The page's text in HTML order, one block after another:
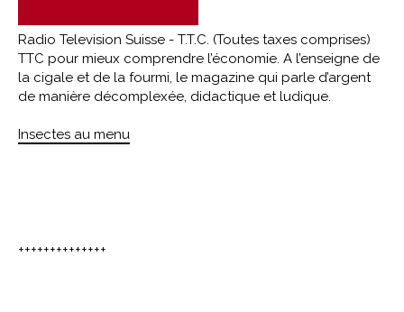
Radio Television Suisse - T.T.C. (Toutes taxes comprises)
TTC pour mieux comprendre l’économie. A l’enseigne de
la cigale et de la fourmi, le magazine qui parle d’argent
de manière décomplexée, didactique et ludique.
Insectes au menu
++++++++++++++